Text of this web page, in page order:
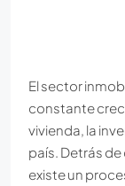
El sector
constante
vivienda, la
país. Detrás
existe un